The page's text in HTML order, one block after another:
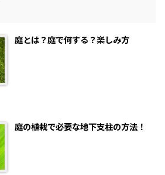
庭とは？庭で何する？楽しみ方
庭の植栽で必要な地下支柱の方法！